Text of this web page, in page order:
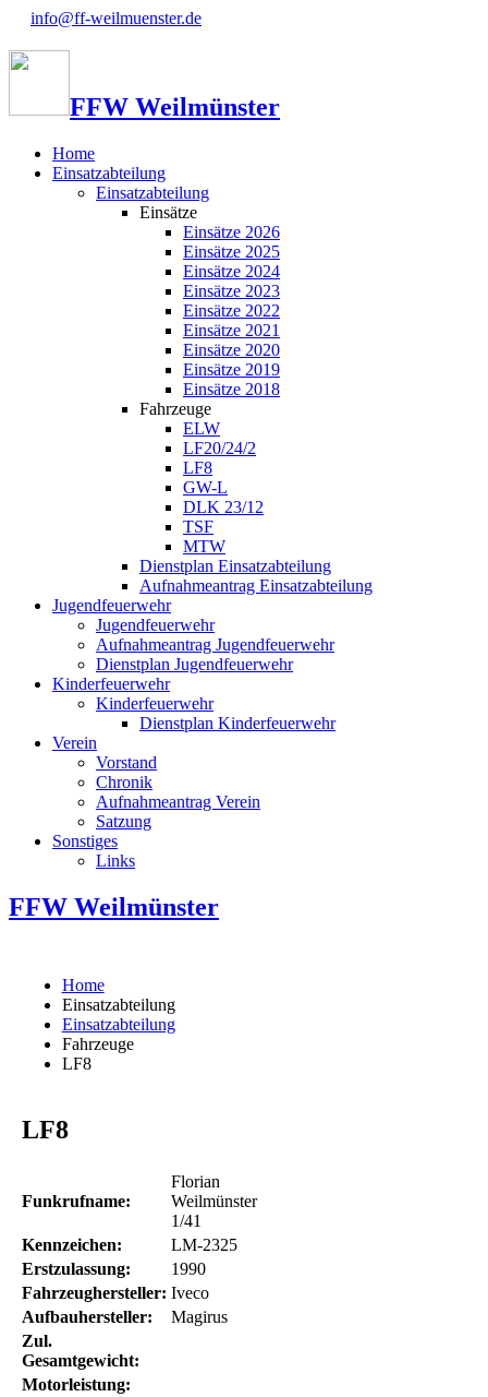
info@ff-weilmuenster.de
FFW Weilmünster
Home
Einsatzabteilung
Einsatzabteilung
Einsätze
Einsätze 2026
Einsätze 2025
Einsätze 2024
Einsätze 2023
Einsätze 2022
Einsätze 2021
Einsätze 2020
Einsätze 2019
Einsätze 2018
Fahrzeuge
ELW
LF20/24/2
LF8
GW-L
DLK 23/12
TSF
MTW
Dienstplan Einsatzabteilung
Aufnahmeantrag Einsatzabteilung
Jugendfeuerwehr
Jugendfeuerwehr
Aufnahmeantrag Jugendfeuerwehr
Dienstplan Jugendfeuerwehr
Kinderfeuerwehr
Kinderfeuerwehr
Dienstplan Kinderfeuerwehr
Verein
Vorstand
Chronik
Aufnahmeantrag Verein
Satzung
Sonstiges
Links
FFW Weilmünster
Home
Einsatzabteilung
Einsatzabteilung
Fahrzeuge
LF8
LF8
Funkrufname:
Florian
Weilmünster
1/41
Kennzeichen:
LM-2325
Erstzulassung:
1990
Fahrzeughersteller: Iveco
Aufbauhersteller:
Magirus
Zul.
Gesamtgewicht:
Motorleistung: